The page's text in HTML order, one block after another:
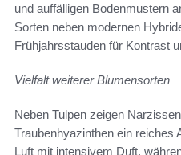
und auffälligen Bodenmustern
Sorten neben modernen
Frühjahrsstauden für Kontrast
Vielfalt weiterer Blumensorten
Neben Tulpen zeigen
Traubenhyazinthen ein reiches
Luft mit intensivem Duft,